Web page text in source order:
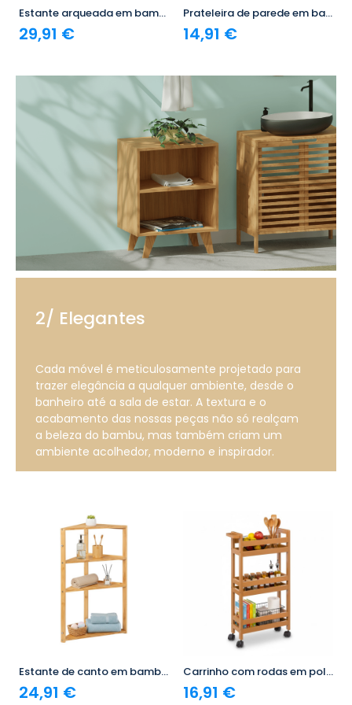
Estante arqueada em bambu com 3 níveis Canoply 110.5x37x35cm 7house
29,91 €
Prateleira de parede em bambu Canoply 15 x 70 x 12 cm 7house
14,91 €
2/ Elegantes
Cada móvel é meticulosamente projetado para
trazer elegância a qualquer ambiente, desde o
banheiro até a sala de estar. A textura e o
acabamento das nossas peças não só realçam
a beleza do bambu, mas também criam um
ambiente acolhedor, moderno e inspirador.
Estante de canto em bambu com 3 níveis Canoply 80x36.5x33.5cm 7house
24,91 €
Carrinho com rodas em polietileno Canoply 70 x 40 x 15 cm 7house
16,91 €